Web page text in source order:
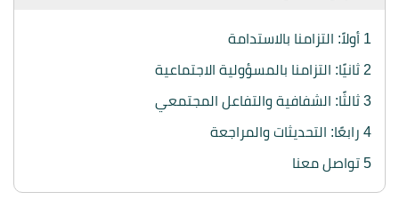
1 أولاً: التزامنا بالاستدامة
2 ثانيًا: التزامنا بالمسؤولية الاجتماعية
3 ثالثًا: الشفافية والتفاعل المجتمعي
4 رابعًا: التحديثات والمراجعة
5 تواصل معنا